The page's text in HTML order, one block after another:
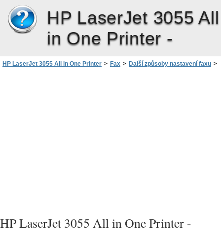
HP LaserJet 3055 All
in One Printer -
HP LaserJet 3055 All in One Printer > Fax > Další způsoby nastavení faxu >
HP LaserJet 3055 All in One Printer -